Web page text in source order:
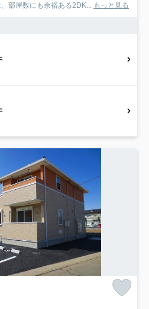
部屋数にも余裕ある2DK... もっと見る